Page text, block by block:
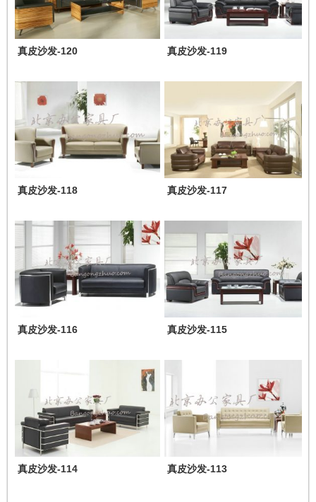
真皮沙发-120 真皮沙发-119
真皮沙发-118 真皮沙发-117
真皮沙发-116 真皮沙发-115
真皮沙发-114 真皮沙发-113